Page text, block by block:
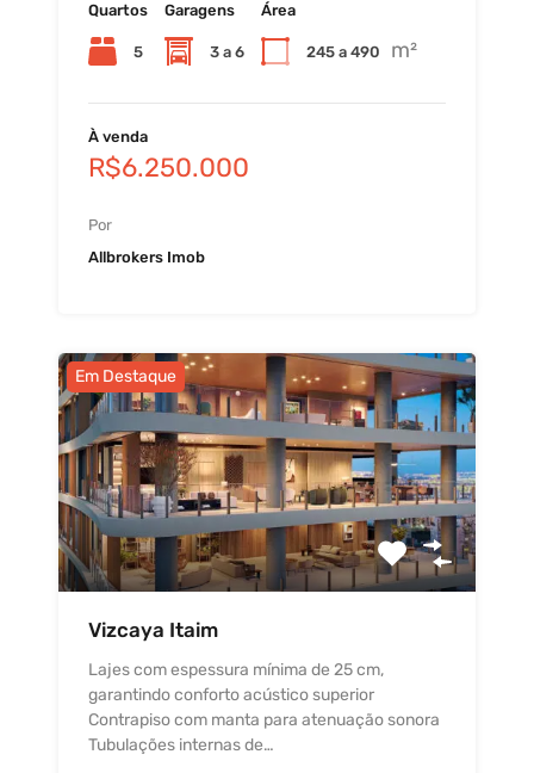
Quartos
5
Garagens
3 a 6
Área
245 a 490 m²
À venda
R$6.250.000
Por
Allbrokers Imob
Em Destaque
Vizcaya Itaim
Lajes com espessura mínima de 25 cm,
garantindo conforto acústico superior
Contrapiso com manta para atenuação sonora
Tubulações internas de…